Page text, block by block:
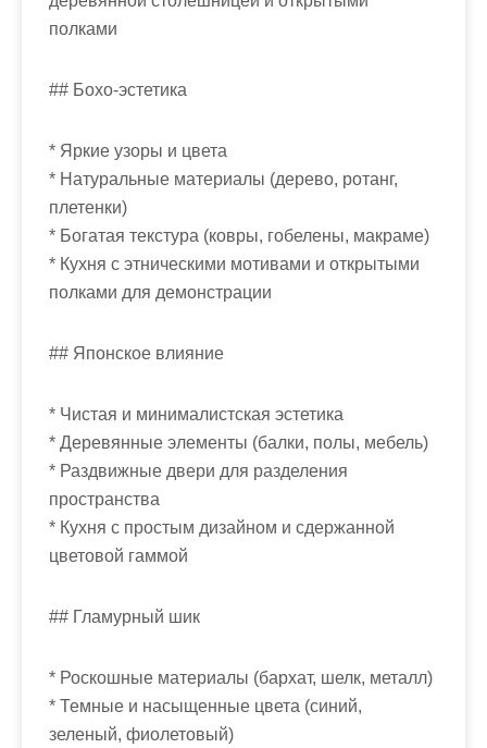
полками
## Бохо-эстетика
* Яркие узоры и цвета
* Натуральные материалы (дерево, ротанг,
плетенки)
* Богатая текстура (ковры, гобелены, макраме)
* Кухня с этническими мотивами и открытыми
полками для демонстрации
## Японское влияние
* Чистая и минималистская эстетика
* Деревянные элементы (балки, полы, мебель)
* Раздвижные двери для разделения
пространства
* Кухня с простым дизайном и сдержанной
цветовой гаммой
## Гламурный шик
* Роскошные материалы (бархат, шелк, металл)
* Темные и насыщенные цвета (синий,
зеленый, фиолетовый)